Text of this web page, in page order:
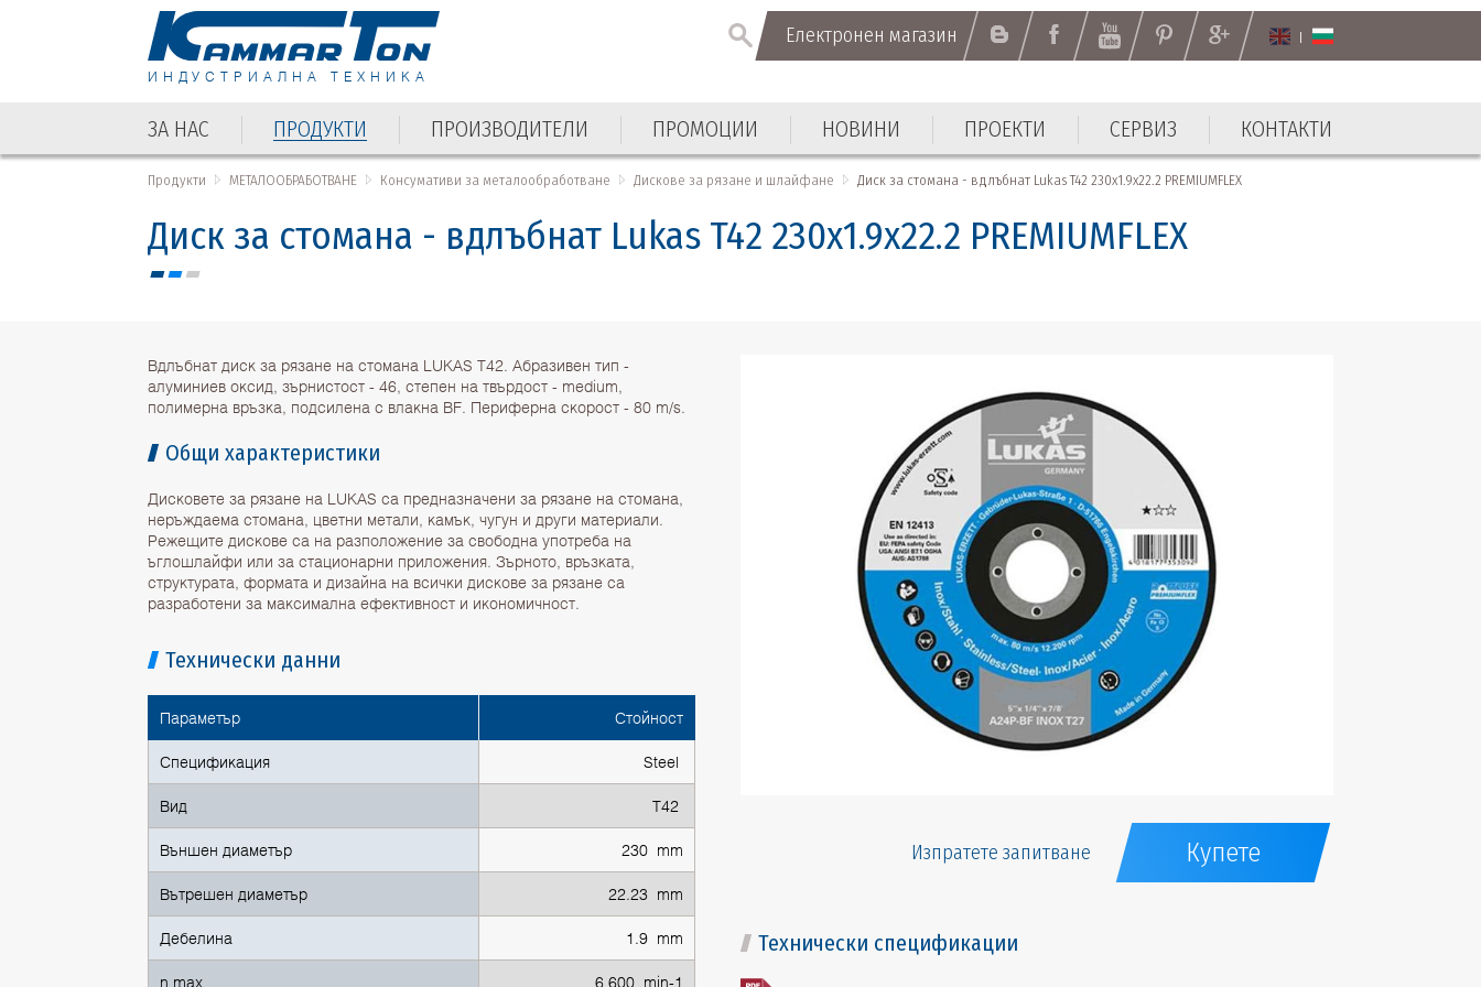
ИНДУСТРИАЛНА ТЕХНИКА
Електронен магазин
ЗА НАС ПРОДУКТИ ПРОИЗВОДИТЕЛИ ПРОМОЦИИ НОВИНИ ПРОЕКТИ СЕРВИЗ КОНТАКТИ
Електронен магазин
ЗА НАС ПРОДУКТИ
Продукти МЕТАЛООБРАБОТВАНЕ Консумативи за металообработване Дискове за рязане и шлайфане Диск за стомана - вдлъбнат Lukas T42 230x1.9x22.2 PREMIUMFLEX
Диск за стомана - вдлъбнат Lukas T42 230x1.9x22.2 PREMIUMFLEX
Вдлъбнат диск за рязане на стомана LUKAS T42. Абразивен тип -
алуминиев оксид, зърнистост - 46, степен на твърдост - medium,
полимерна връзка, подсилена с влакна BF. Периферна скорост - 80 m/s.
Общи характеристики
Дисковете за рязане на LUKAS са предназначени за рязане на стомана,
неръждаема стомана, цветни метали, камък, чугун и други материали.
Режещите дискове са на разположение за свободна употреба на
ъглошлайфи или за стационарни приложения. Зърното, връзката,
структурата, формата и дизайна на всички дискове за рязане са
разработени за максимална ефективност и икономичност.
Технически данни
Параметър Стойност
Спецификация Steel
Вид T42
Външен диаметър 230 mm
Вътрешен диаметър 22.23 mm
Дебелина 1.9 mm
n max 6 600 min-1
Изпратете запитване Купете
Технически спецификации